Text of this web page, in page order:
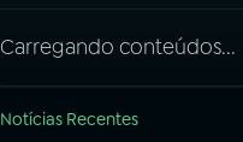
Carregando conteúdos...
Notícias Recentes